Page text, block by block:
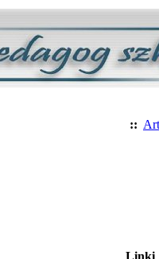
::
Linki